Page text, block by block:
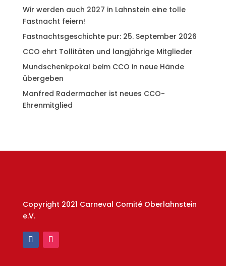
Wir werden auch 2027 in Lahnstein eine tolle
Fastnacht feiern!
Fastnachtsgeschichte pur: 25. September 2026
CCO ehrt Tollitäten und langjährige Mitglieder
Mundschenkpokal beim CCO in neue Hände
übergeben
Manfred Radermacher ist neues CCO-
Ehrenmitglied
Copyright 2021 Carneval Comité Oberlahnstein
e.V.